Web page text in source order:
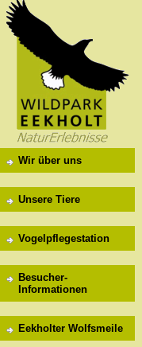
Wir über uns
Unsere Tiere
Vogelpflegestation
Besucher-
Informationen
Eekholter Wolfsmeile